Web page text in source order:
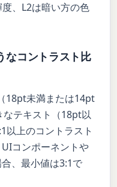
、L2は暗い方の色
なコントラスト比
18pt未満または14pt
なテキスト（18pt以
以上のコントラスト
コンポーネントや
、最小値は3:1で